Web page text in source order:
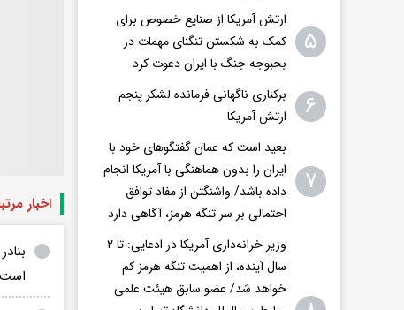
اخبار
است
۵
ارتش آمریکا از صنایع خصوص برای
کمک به شکستن تنگنای مهمات در
بحبوجه جنگ با ایران دعوت کرد
۶
برکناری ناگهانی فرمانده لشکر پنجم
ارتش آمریکا
۷
بعید است که عمان گفتگوهای خود با
ایران را بدون هماهنگی با آمریکا انجام
داده باشد/ واشنگتن‌ از مفاد توافق
احتمالی بر سر تنگه هرمز، آگاهی دارد
وزیر خرانه‌داری آمریکا در ادعایی: تا ۲
سال آینده، از اهمیت تنگه هرمز کم
خواهد شد/ عضو سابق هیئت علمی